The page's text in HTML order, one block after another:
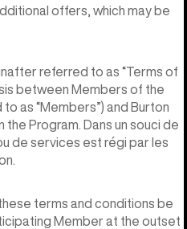
offers, which may be
referred to as “Terms of
between Members of the
as “Members”) and Burton
Program. Dans un souci de
de services est régi par les
terms and conditions be
Member at the outset